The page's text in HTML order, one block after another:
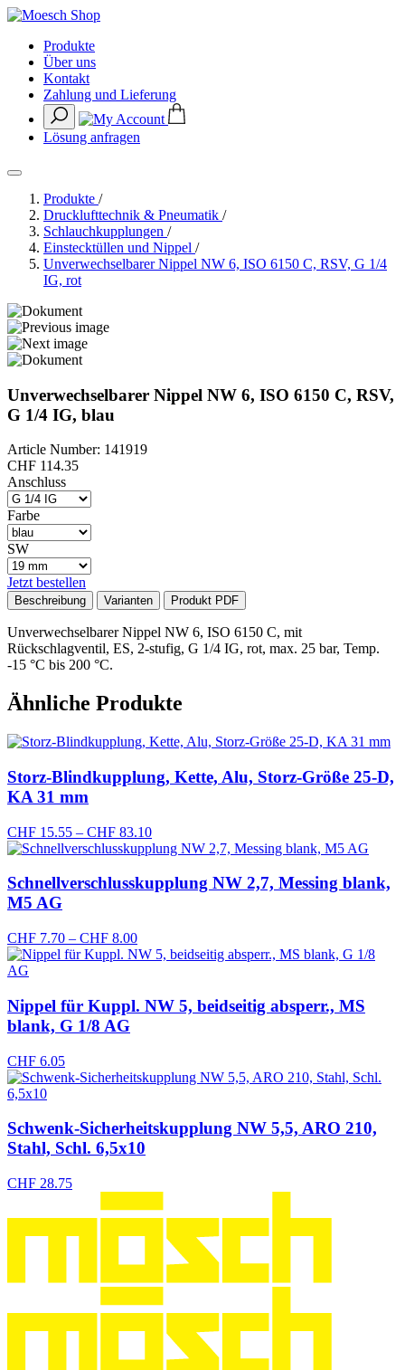
Produkte
Über uns
Kontakt
Zahlung und Lieferung
Lösung anfragen
Produkte /
Drucklufttechnik & Pneumatik /
Schlauchkupplungen /
Einstecktüllen und Nippel /
Unverwechselbarer Nippel NW 6, ISO 6150 C, RSV, G 1/4
IG, rot
Unverwechselbarer Nippel NW 6, ISO 6150 C, RSV,
G 1/4 IG, blau
Article Number: 141919
CHF 114.35
Anschluss
Farbe
SW
Jetzt bestellen
Beschreibung Varianten Produkt PDF
Unverwechselbarer Nippel NW 6, ISO 6150 C, mit
Rückschlagventil, ES, 2-stufig, G 1/4 IG, rot, max. 25 bar, Temp.
-15 °C bis 200 °C.
Ähnliche Produkte
Storz-Blindkupplung, Kette, Alu, Storz-Größe 25-D,
KA 31 mm
CHF 15.55 – CHF 83.10Preisspanne:
CHF 15.55
CHF 83.10
Schnellverschlusskupplung NW 2,7, Messing blank,
M5 AG
CHF 7.70 – CHF 8.00Preisspanne:
CHF 7.70
Nippel für Kuppl. NW 5, beidseitig absperr., MS
blank, G 1/8 AG
CHF 6.05
Schwenk-Sicherheitskupplung NW 5,5, ARO 210,
Stahl, Schl. 6,5x10
CHF 28.75